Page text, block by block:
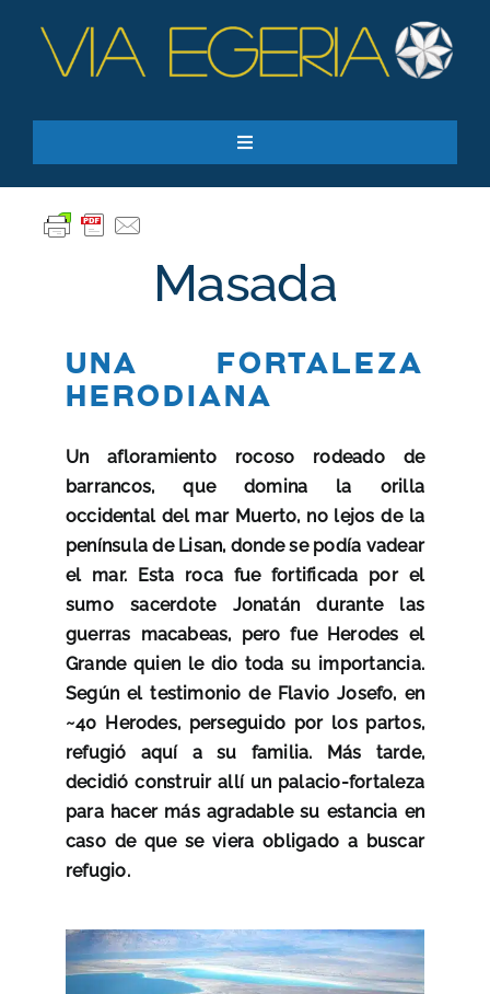
content
Toggle
Recursos
Quiero apoyar
Suscríbase a nuestro boletín
Masada
Una fortaleza
herodiana
Un afloramiento rocoso rodeado de
barrancos, que domina la orilla
occidental del mar Muerto, no lejos de la
península de Lisan, donde se podía vadear
el mar. Esta roca fue fortificada por el
sumo sacerdote Jonatán durante las
guerras macabeas, pero fue Herodes el
Grande quien le dio toda su importancia.
Según el testimonio de Flavio Josefo, en
~40 Herodes, perseguido por los partos,
refugió aquí a su familia. Más tarde,
decidió construir allí un palacio-fortaleza
para hacer más agradable su estancia en
caso de que se viera obligado a buscar
refugio.